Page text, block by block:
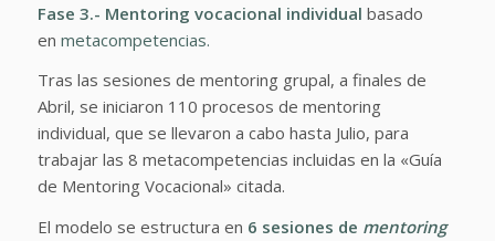
Fase 3.- Mentoring vocacional individual basado
en metacompetencias.
Tras las sesiones de mentoring grupal, a finales de
Abril, se iniciaron 110 procesos de mentoring
individual, que se llevaron a cabo hasta Julio, para
trabajar las 8 metacompetencias incluidas en la «Guía
de Mentoring Vocacional» citada.
El modelo se estructura en 6 sesiones de mentoring